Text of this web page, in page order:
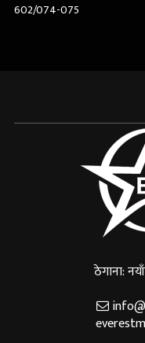
602/074-075
ठेगाना: